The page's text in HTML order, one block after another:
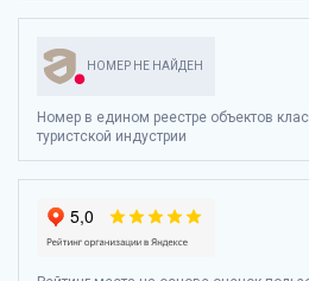
НОМЕР НЕ НАЙДЕН
Номер в едином реестре объектов
туристской индустрии